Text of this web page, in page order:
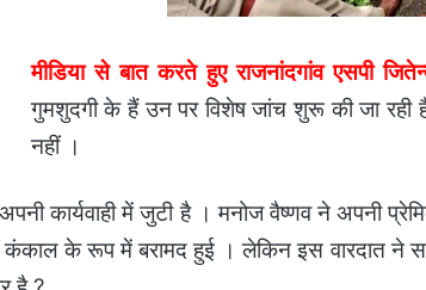
मीडिया से बात करते हुए राजनांदगांव एसपी
गुमशुदगी के हैं उन पर विशेष जांच शुरू की जा रही है
नहीं ।
कार्यवाही में जुटी है । मनोज वैष्णव ने अपनी
कंकाल के रूप में बरामद हुई । लेकिन इस वारदात ने